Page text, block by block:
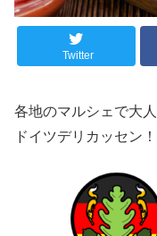
Twitter
各地のマルシェで大
ドイツデリカッセン！